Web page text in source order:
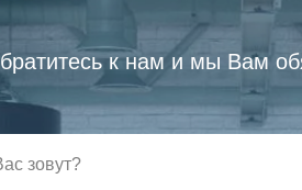
к нам и мы Вам